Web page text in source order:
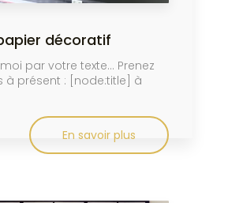
décoratif
par votre texte... Prenez
à présent : [node:title] à
En savoir plus